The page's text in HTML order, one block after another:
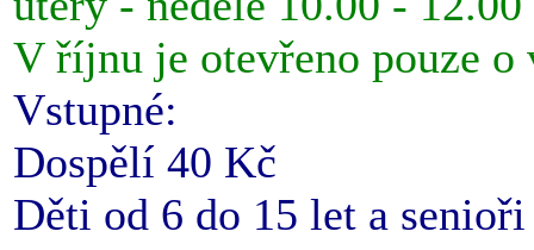
V říjnu je otevřeno pouze o
Vstupné:
Dospělí 40 Kč
Děti od 6 do 15 let a